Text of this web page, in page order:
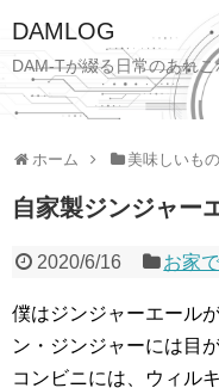
DAMLOG
DAM-Tが綴る日常のあれこ
ホーム 美味しいもの
自家製ジンジャー
2020/6/16 お家
僕はジンジャーエール
ン・ジンジャーには目
コンビニには、ウィル